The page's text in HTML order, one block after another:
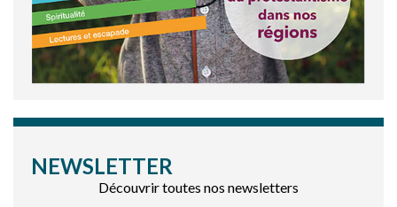
NEWSLETTER
Découvrir toutes nos newsletters